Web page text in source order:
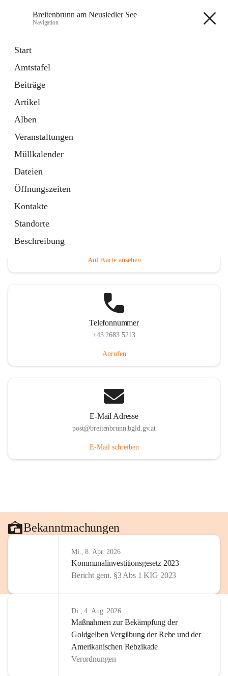
Breitenbrunn am Neusiedler See
Navigation
Start
Amtstafel
Beiträge
Artikel
Alben
Veranstaltungen
Müllkalender
Dateien
Öffnungszeiten
Kontakte
Standorte
Beschreibung
18 Schnellzugriffe
Gemeindeservice
Auf Karte ansehen
Telefonnummer
+43 2683 5213
Anrufen
E-Mail Adresse
post@breitenbrunn.bgld.gv.at
E-Mail schreiben
Bekanntmachungen
Mi., 8. Apr. 2026
Kommunalinvestitionsgesetz 2023
Bericht gem. §3 Abs 1 KIG 2023
Di., 4. Aug. 2026
Maßnahmen zur Bekämpfung der
Goldgelben Vergilbung der Rebe und der
Amerikanischen Rebzikade
Verordnungen